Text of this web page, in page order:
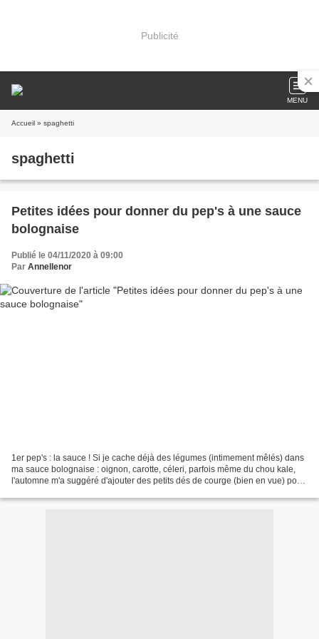
Publicité
MENU
Accueil » spaghetti
spaghetti
Petites idées pour donner du pep's à une sauce
bolognaise
Publié le 04/11/2020 à 09:00
Par Annellenor
1er pep's : la sauce ! Si je cache déjà des légumes (intimement mêlés) dans
ma sauce bolognaise : oignon, carotte, céleri, parfois même du chou kale,
l'automne m'a suggéré d'ajouter des petits dés de courge (bien en vue) pour